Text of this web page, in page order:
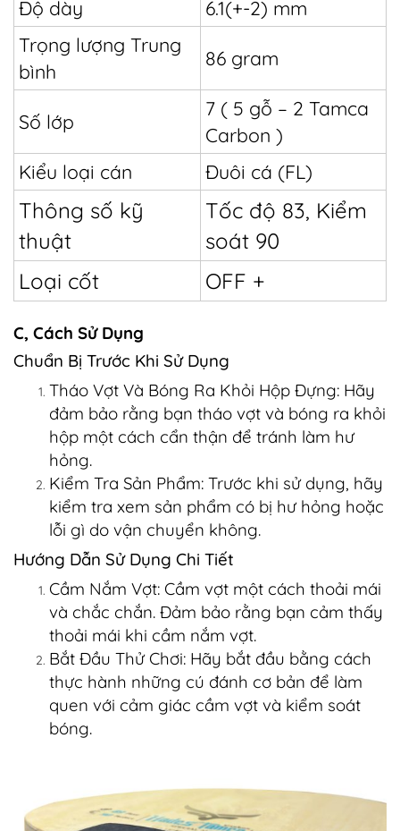
Độ dày
6.1(+-2) mm
Trọng lượng Trung
bình
86 gram
Số lớp
7 ( 5 gỗ – 2 Tamca
Carbon )
Kiểu loại cán
Đuôi cá (FL)
Thông số kỹ
thuật
Tốc độ 83, Kiểm
soát 90
Loại cốt
OFF +
C, Cách Sử Dụng
Chuẩn Bị Trước Khi Sử Dụng
Tháo Vợt Và Bóng Ra Khỏi Hộp Đựng: Hãy
đảm bảo rằng bạn tháo vợt và bóng ra khỏi
hộp một cách cẩn thận để tránh làm hư
hỏng.
Kiểm Tra Sản Phẩm: Trước khi sử dụng, hãy
kiểm tra xem sản phẩm có bị hư hỏng hoặc
lỗi gì do vận chuyển không.
Hướng Dẫn Sử Dụng Chi Tiết
Cầm Nắm Vợt: Cầm vợt một cách thoải mái
và chắc chắn. Đảm bảo rằng bạn cảm thấy
thoải mái khi cầm nắm vợt.
Bắt Đầu Thử Chơi: Hãy bắt đầu bằng cách
thực hành những cú đánh cơ bản để làm
quen với cảm giác cầm vợt và kiểm soát
bóng.